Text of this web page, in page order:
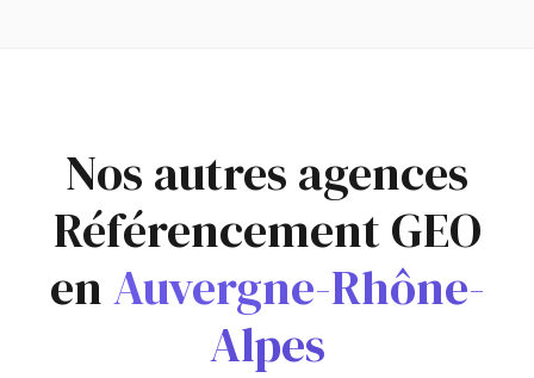
Nos autres agences
Référencement GEO
enAuvergne-Rhône-
Alpes